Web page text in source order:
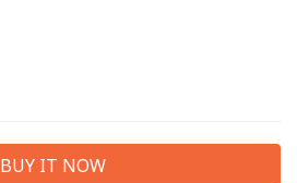
BUY IT NOW